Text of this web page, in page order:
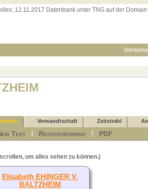
12.11.2017 Datenbank unter TNG auf der
Verwandtschaft Zeitstrahl
Text Registerformat PDF
um alles sehen zu können.)
Elisabeth EHINGER V.
BALTZHEIM